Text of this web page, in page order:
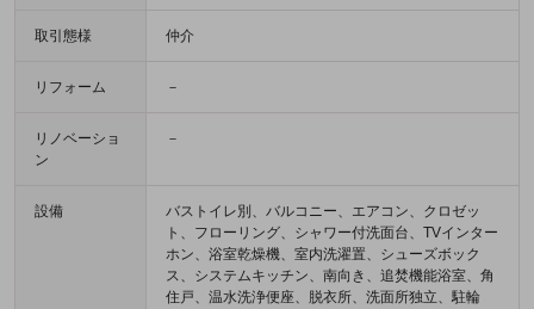
取引態様 仲介
リフォーム －
リノベーショ
ン
－
設備
バストイレ別、バルコニー、エアコン、クロゼッ
ト、フローリング、シャワー付洗面台、TVインター
ホン、浴室乾燥機、室内洗濯置、シューズボック
ス、システムキッチン、南向き、追焚機能浴室、角
住戸、温水洗浄便座、脱衣所、洗面所独立、駐輪